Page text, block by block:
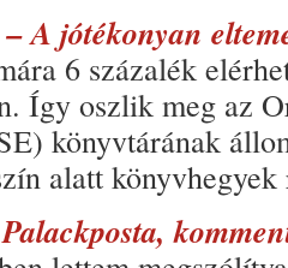
A jótékonyan
6 százalék
Így oszlik meg az
könyvtárának
alatt
Palackposta,